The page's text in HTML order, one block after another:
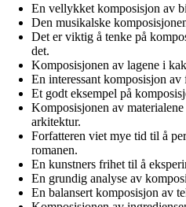
En vellykket komposisjon av
Den musikalske
Det er viktig å tenke på
det.
Komposisjonen av lagene i
En interessant komposisjon av
Et godt eksempel på
Komposisjonen av
arkitektur.
Forfatteren viet mye tid til å
romanen.
En kunstners frihet til å
En grundig analyse av
En balansert komposisjon av